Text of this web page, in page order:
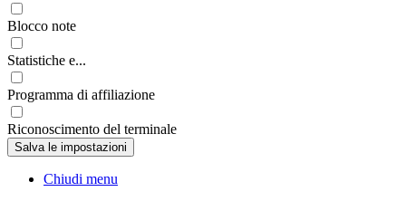
Blocco note
Statistiche e...
Programma di affiliazione
Riconoscimento del terminale
Chiudi menu